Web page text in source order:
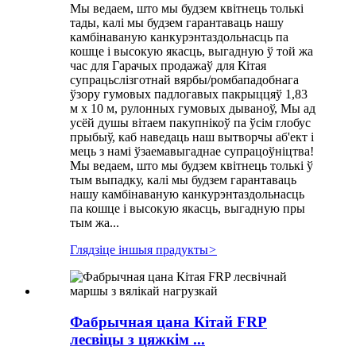
Мы ведаем, што мы будзем квітнець толькі
тады, калі мы будзем гарантаваць нашу
камбінаваную канкурэнтаздольнасць па
кошце і высокую якасць, выгадную ў той жа
час для Гарачых продажаў для Кітая
супрацьслізготнай вярбы/ромбападобнага
ўзору гумовых падлогавых пакрыццяў 1,83
м х 10 м, рулонных гумовых дываноў, Мы ад
усёй душы вітаем пакупнікоў па ўсім глобус
прыбыў, каб наведаць наш вытворчы аб'ект і
мець з намі ўзаемавыгаднае супрацоўніцтва!
Мы ведаем, што мы будзем квітнець толькі ў
тым выпадку, калі мы будзем гарантаваць
нашу камбінаваную канкурэнтаздольнасць
па кошце і высокую якасць, выгадную пры
тым жа...
Глядзіце іншыя прадукты>
Фабрычная цана Кітай FRP
лесвіцы з цяжкім ...